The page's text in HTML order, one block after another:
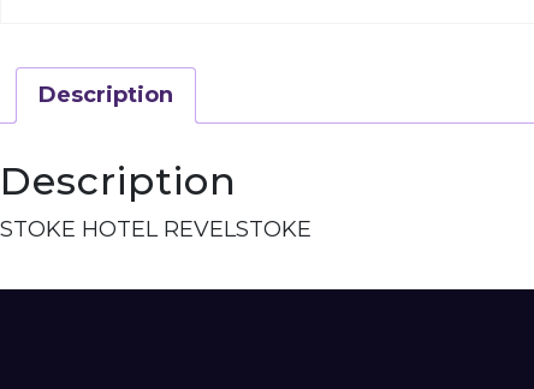
Description
Description
STOKE HOTEL REVELSTOKE